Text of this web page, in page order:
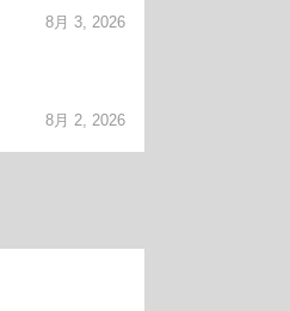
8月 3, 2026
8月 2, 2026